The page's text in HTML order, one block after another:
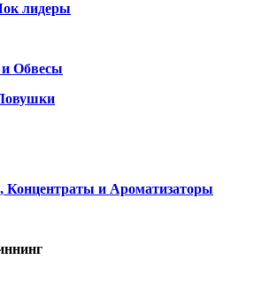
лидеры
Обвесы
и Ароматизаторы